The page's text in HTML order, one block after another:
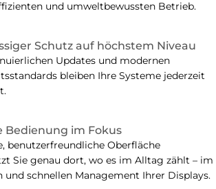
und umweltbewussten Betrieb.
Schutz auf höchstem Niveau
Updates und modernen
bleiben Ihre Systeme jederzeit
Bedienung im Fokus
benutzerfreundliche Oberfläche
Sie genau dort, wo es im Alltag zählt – im
und schnellen Management Ihrer Displays.